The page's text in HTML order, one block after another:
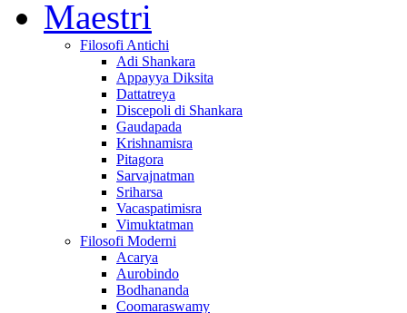
Maestri
Filosofi Antichi
Adi Shankara
Appayya Diksita
Dattatreya
Discepoli di Shankara
Gaudapada
Krishnamisra
Pitagora
Sarvajnatman
Sriharsa
Vacaspatimisra
Vimuktatman
Filosofi Moderni
Acarya
Aurobindo
Bodhananda
Coomaraswamy